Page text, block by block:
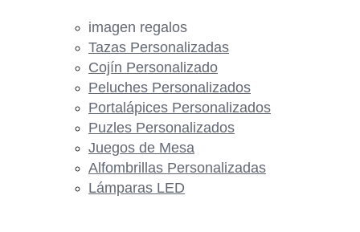
imagen regalos
Tazas Personalizadas
Cojín Personalizado
Peluches Personalizados
Portalápices Personalizados
Puzles Personalizados
Juegos de Mesa
Alfombrillas Personalizadas
Lámparas LED